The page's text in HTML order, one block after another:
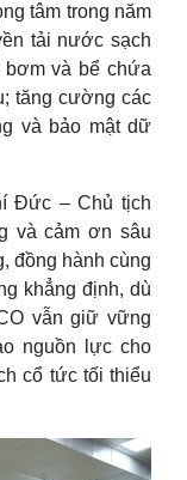
tâm trong năm
tải nước sạch
bơm và bể chứa
tăng cường các
và bảo mật dữ
Đức – Chủ tịch
và cảm ơn sâu
đồng hành cùng
khẳng định, dù
vẫn giữ vững
nguồn lực cho
cổ tức tối thiểu